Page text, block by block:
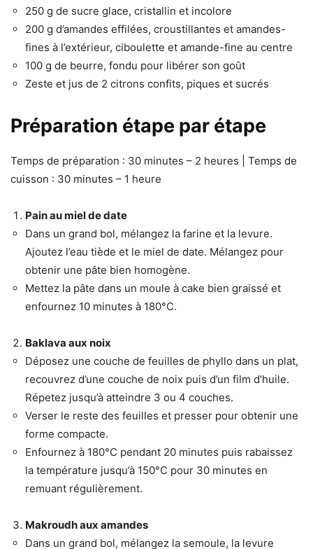
250 g de sucre glace, cristallin et incolore
200 g d’amandes effilées, croustillantes et amandes-
fines à l’extérieur, ciboulette et amande-fine au centre
100 g de beurre, fondu pour libérer son goût
Zeste et jus de 2 citrons confits, piques et sucrés
Préparation étape par étape
Temps de préparation : 30 minutes – 2 heures | Temps de
cuisson : 30 minutes – 1 heure
Pain au miel de date
Dans un grand bol, mélangez la farine et la levure.
Ajoutez l’eau tiède et le miel de date. Mélangez pour
obtenir une pâte bien homogène.
Mettez la pâte dans un moule à cake bien graissé et
enfournez 10 minutes à 180°C.
Baklava aux noix
Déposez une couche de feuilles de phyllo dans un plat,
recouvrez d’une couche de noix puis d’un film d’huile.
Répetez jusqu’à atteindre 3 ou 4 couches.
Verser le reste des feuilles et presser pour obtenir une
forme compacte.
Enfournez à 180°C pendant 20 minutes puis rabaissez
la température jusqu’à 150°C pour 30 minutes en
remuant régulièrement.
Makroudh aux amandes
Dans un grand bol, mélangez la semoule, la levure